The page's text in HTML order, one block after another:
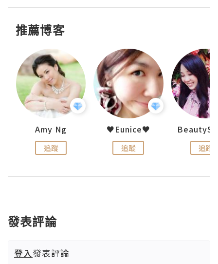
推薦博客
Amy Ng
追蹤
♥Eunice♥
追蹤 追蹤
發表評論
登入發表評論